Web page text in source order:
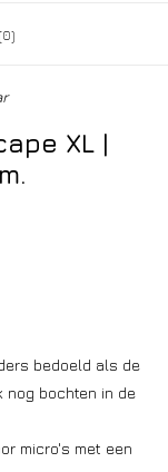
(0)
XL |
bedoeld als de
nog bochten in de
micro's met een